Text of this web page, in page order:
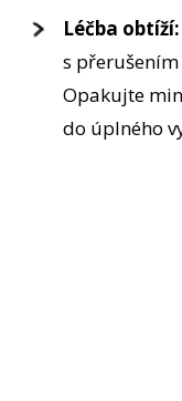
Léčba obtíží:
s
Opakujte
do úplného